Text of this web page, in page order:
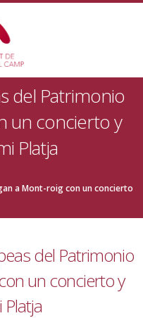
del Patrimonio
un concierto y
Platja
a Mont-roig con un concierto
del Patrimonio
un concierto y